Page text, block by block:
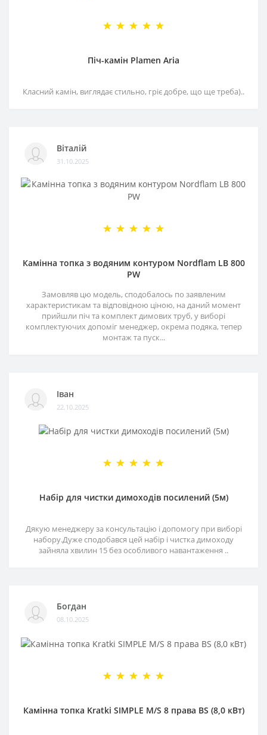
Піч-камін Plamen Aria
Класний камін, виглядає стильно, гріє добре, що ще треба)..
Віталій
31.10.2025
Камінна топка з водяним контуром Nordflam LB 800
PW
Замовляв цю модель, сподобалось по заявленим
характеристикам та відповідною ціною, на даний момент
прийшли піч та комплект димових труб, у виборі
комплектуючих допоміг менеджер, окрема подяка, тепер
монтаж та пуск...
Іван
22.10.2025
Набір для чистки димоходів посилений (5м)
Дякую менеджеру за консультацію і допомогу при виборі
набору.Дуже сподобався цей набір і чистка димоходу
зайняла хвилин 15 без особливого навантаження ..
Богдан
08.10.2025
Камінна топка Kratki SIMPLE M/S 8 права BS (8,0 кВт)